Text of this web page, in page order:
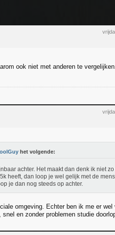
ook niet met anderen te
het volgende:
achter. Het maakt dan denk ik niet
heeft, dan loop je wel gelijk met de
je dan nog steeds op achter.
omgeving. Echter ben ik me er
en zonder problemen studie